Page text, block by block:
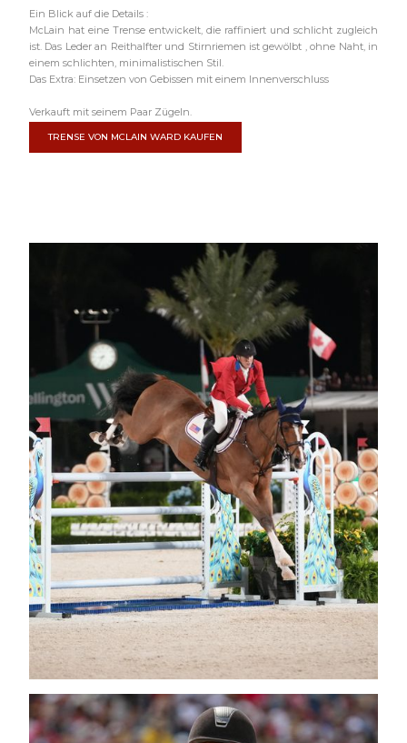
Ein Blick auf die Details :
McLain hat eine Trense entwickelt, die raffiniert und schlicht zugleich
ist. Das Leder an Reithalfter und Stirnriemen ist gewölbt , ohne Naht, in
einem schlichten, minimalistischen Stil.
Das Extra: Einsetzen von Gebissen mit einem Innenverschluss
Verkauft mit seinem Paar Zügeln.
TRENSE VON MCLAIN WARD KAUFEN